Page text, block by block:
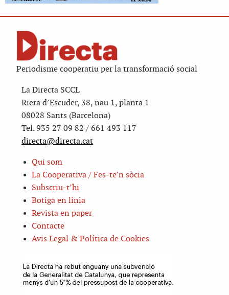
Periodisme cooperatiu per la transformació social
La Directa SCCL
Riera d’Escuder, 38, nau 1, planta 1
08028 Sants (Barcelona)
Tel. 935 27 09 82 / 661 493 117
directa@directa.cat
Qui som
La Cooperativa / Fes-te’n sòcia
Subscriu-t’hi
Botiga en línia
Revista en paper
Contacte
Avis Legal & Política de Cookies